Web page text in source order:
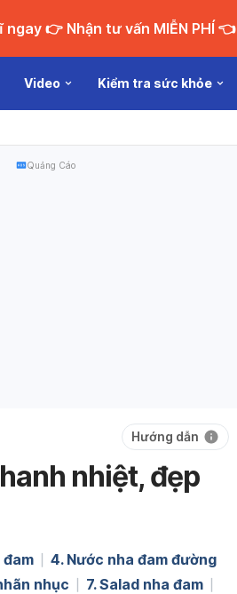
Chat với Bác sĩ ngay 👉 Nhận tư vấn MIỄN PHÍ 👈
Video Kiểm tra sức khỏe
Quảng Cáo
Hướng dẫn
nhiệt, đẹp
đam
4. Nước nha đam đường
nhục
7. Salad nha đam